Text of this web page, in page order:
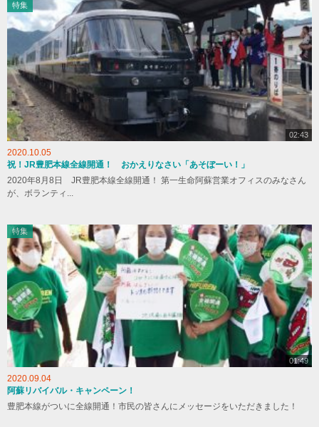
特集
02:43
2020.10.05
祝！JR豊肥本線全線開通！ おかえりなさい「あそぼーい！」
2020年8月8日 JR豊肥本線全線開通！ 第一生命阿蘇営業オフィスのみなさん
が、ボランティ...
特集
01:49
2020.09.04
阿蘇リバイバル・キャンペーン！
豊肥本線がついに全線開通！市民の皆さんにメッセージをいただきました！